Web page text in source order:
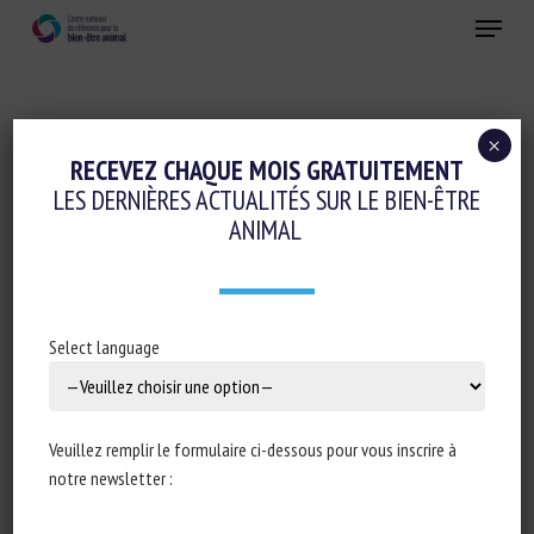
Menu
Colloques-séminaires-formations
Conduite d'élevage et relations humain-animal
Ethique-sociologie-philosophie-droit
Travail des animaux
VIVRE ET TRAVAILLER AVEC LES CHEVAUX :
LES RELATIONS DE TRAVAIL ENTRE
ÉTHIQUES ET SOCIÉTAUX ?
RECEVEZ CHAQUE MOIS GRATUITEMENT
LES DERNIÈRES ACTUALITÉS SUR LE BIEN-ÊTRE
ANIMAL
Select language
Veuillez remplir le formulaire ci-dessous pour vous inscrire à
notre newsletter :
×